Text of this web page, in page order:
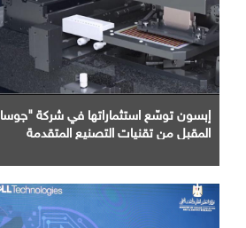
إبسون توسّع استثماراتها في شركة
المقبل من تقنيات التصنيع المتقدمة